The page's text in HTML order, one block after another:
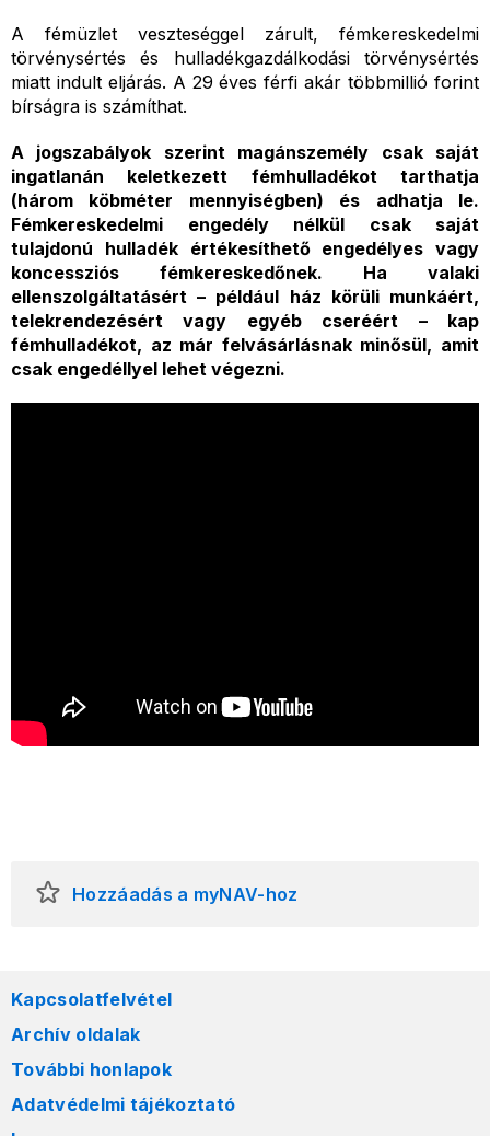
A fémüzlet veszteséggel zárult, fémkereskedelmi
törvénysértés és hulladékgazdálkodási törvénysértés
miatt indult eljárás. A 29 éves férfi akár többmillió forint
bírságra is számíthat.
A jogszabályok szerint magánszemély csak saját
ingatlanán keletkezett fémhulladékot tarthatja
(három köbméter mennyiségben) és adhatja le.
Fémkereskedelmi engedély nélkül csak saját
tulajdonú hulladék értékesíthető engedélyes vagy
koncessziós fémkereskedőnek. Ha valaki
ellenszolgáltatásért – például ház körüli munkáért,
telekrendezésért vagy egyéb cseréért – kap
fémhulladékot, az már felvásárlásnak minősül, amit
csak engedéllyel lehet végezni.
Hozzáadás a myNAV-hoz
Kapcsolatfelvétel
Archív oldalak
További honlapok
Adatvédelmi tájékoztató